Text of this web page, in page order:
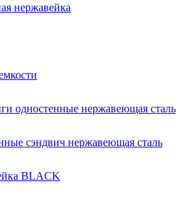
нержавейка
одностенные нержавеющая сталь
сэндвич нержавеющая сталь
BLACK